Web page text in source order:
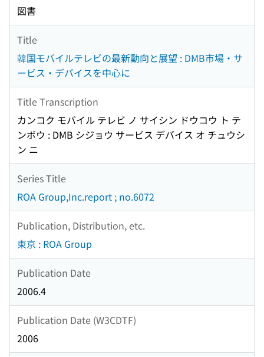
図書
Title
韓国モバイルテレビの最新動向と展望 : DMB市場・サ
ービス・デバイスを中心に
Title Transcription
カンコク モバイル テレビ ノ サイシン ドウコウ ト テ
ンボウ : DMB シジョウ サービス デバイス オ チュウシ
ン ニ
Series Title
ROA Group,Inc.report ; no.6072
Publication, Distribution, etc.
東京 : ROA Group
Publication Date
2006.4
Publication Date (W3CDTF)
2006